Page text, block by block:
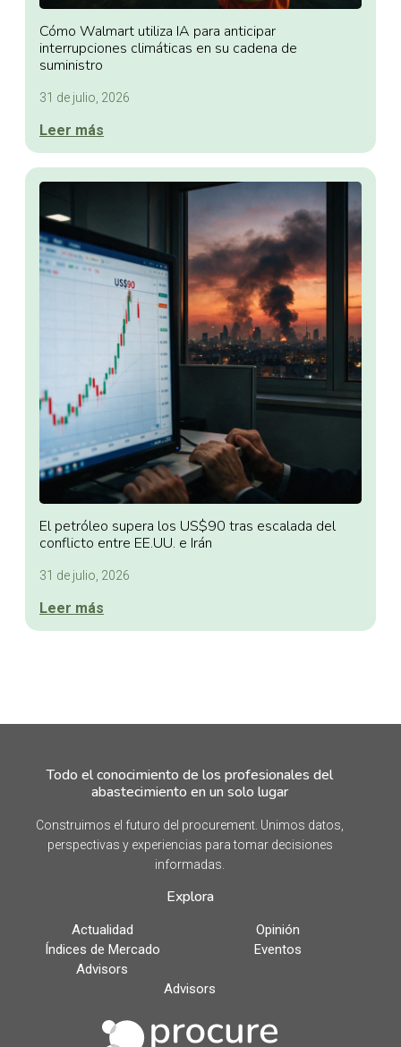
Cómo Walmart utiliza IA para anticipar
interrupciones climáticas en su cadena de
suministro
31 de julio, 2026
Leer más
El petróleo supera los US$90 tras escalada del
conflicto entre EE.UU. e Irán
31 de julio, 2026
Leer más
Todo el conocimiento de los profesionales del
abastecimiento en un solo lugar
Construimos el futuro del procurement. Unimos datos,
perspectivas y experiencias para tomar decisiones
informadas.
Explora
Actualidad
Opinión
Índices de Mercado
Eventos
Advisors
Advisors